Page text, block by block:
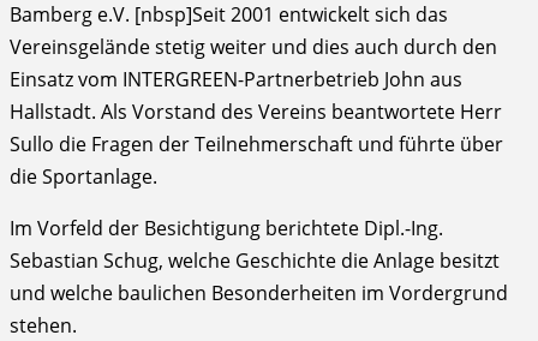
Bamberg e.V. [nbsp]Seit 2001 entwickelt sich das
Vereinsgelände stetig weiter und dies auch durch den
Einsatz vom INTERGREEN-Partnerbetrieb John aus
Hallstadt. Als Vorstand des Vereins beantwortete Herr
Sullo die Fragen der Teilnehmerschaft und führte über
die Sportanlage.
Im Vorfeld der Besichtigung berichtete Dipl.-Ing.
Sebastian Schug, welche Geschichte die Anlage besitzt
und welche baulichen Besonderheiten im Vordergrund
stehen.